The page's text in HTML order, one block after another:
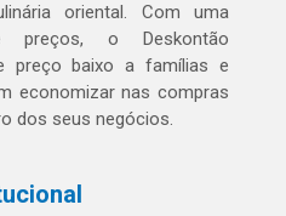
oriental. Com uma
preços, o Deskontão
preço baixo a famílias e
economizar nas compras
dos seus negócios.